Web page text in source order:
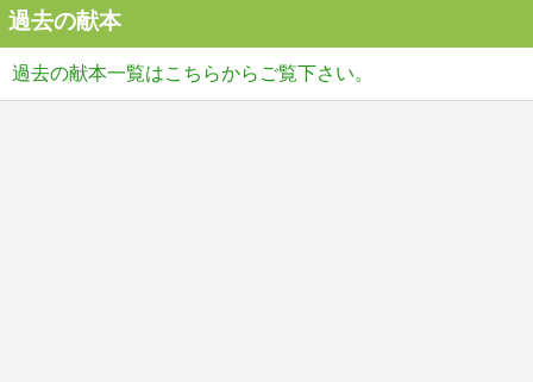
過去の献本
過去の献本一覧はこちらからご覧下さい。